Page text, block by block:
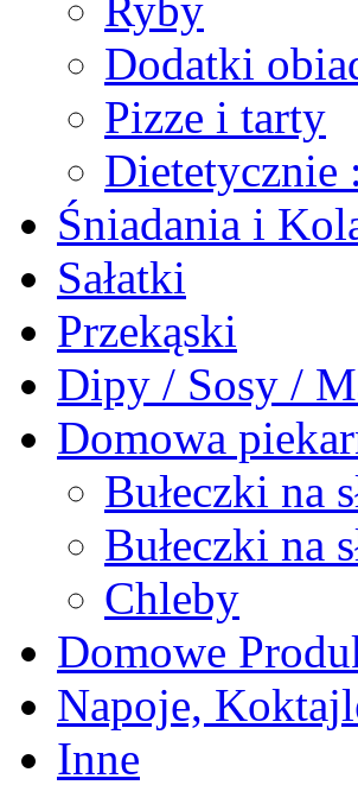
Dodatki
Pizze i tarty
Dietetycznie
Śniadania i
Sałatki
Przekąski
Dipy / Sosy /
Domowa
Bułeczki na
Bułeczki na
Chleby
Domowe
Napoje,
Inne